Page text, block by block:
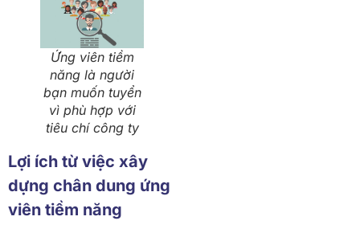
Ứng viên tiềm
năng là người
bạn muốn tuyển
vì phù hợp với
tiêu chí công ty
Lợi ích từ việc xây
dựng chân dung ứng
viên tiềm năng